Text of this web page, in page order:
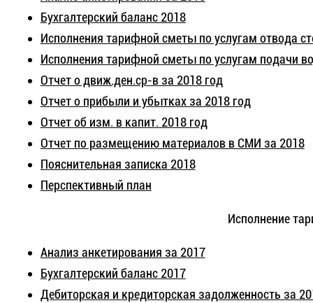
Бухгалтерский баланс 2018
Исполнения тарифной сметы по услугам отвода
Исполнения тарифной сметы по услугам подачи
Отчет о движ.ден.ср-в за 2018 год
Отчет о прибыли и убытках за 2018 год
Отчет об изм. в капит. 2018 год
Отчет по размещению материалов в СМИ за 2018
Пояснительная записка 2018
Перспективный план
Исполнение
Анализ анкетирования за 2017
Бухгалтерский баланс 2017
Дебиторская и кредиторская задолженность за